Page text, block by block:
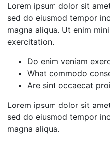
Lorem ipsum dolor sit
sed do eiusmod tempor
magna aliqua. Ut enim
exercitation.
Do enim veniam
What commodo
Are sint occaecat
Lorem ipsum dolor sit
sed do eiusmod tempor
magna aliqua.